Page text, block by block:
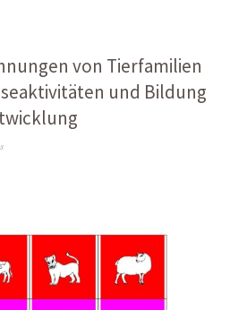
von Tierfamilien
und Bildung